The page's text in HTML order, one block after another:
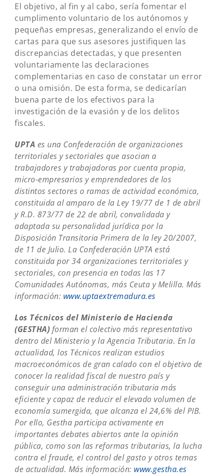
El objetivo, al fin y al cabo, sería fomentar el
cumplimento voluntario de los autónomos y
pequeñas empresas, generalizando el envío de
cartas para que sus asesores justifiquen las
discrepancias detectadas, y que presenten
voluntariamente las declaraciones
complementarias en caso de constatar un error
o una omisión. De esta forma, se dedicarían
buena parte de los efectivos para la
investigación de la evasión y de los delitos
fiscales.
UPTA es una Confederación de organizaciones
territoriales y sectoriales que asocian a
trabajadores y trabajadoras por cuenta propia,
micro-empresarios y emprendedores de los
distintos sectores o ramas de actividad económica,
constituida al amparo de la Ley 19/77 de 1 de abril
y R.D. 873/77 de 22 de abril, convalidada y
adaptada su personalidad jurídica por la
Disposición Transitoria Primera de la ley 20/2007,
de 11 de Julio. La Confederación UPTA está
constituida por 34 organizaciones territoriales y
sectoriales, con presencia en todas las 17
Comunidades Autónomas, más Ceuta y Melilla. Más
información: www.uptaextremadura.es
Los Técnicos del Ministerio de Hacienda
(GESTHA) forman el colectivo más representativo
dentro del Ministerio y la Agencia Tributaria. En la
actualidad, los Técnicos realizan estudios
macroeconómicos de gran calado con el objetivo de
conocer la realidad fiscal de nuestro país y
conseguir una administración tributaria más
eficiente y capaz de reducir el elevado volumen de
economía sumergida, que alcanza el 24,6% del PIB.
Por ello, Gestha participa activamente en
importantes debates abiertos ante la opinión
pública, como son las reformas tributarias, la lucha
contra el fraude, el control del gasto y otros temas
de actualidad. Más información: www.gestha.es